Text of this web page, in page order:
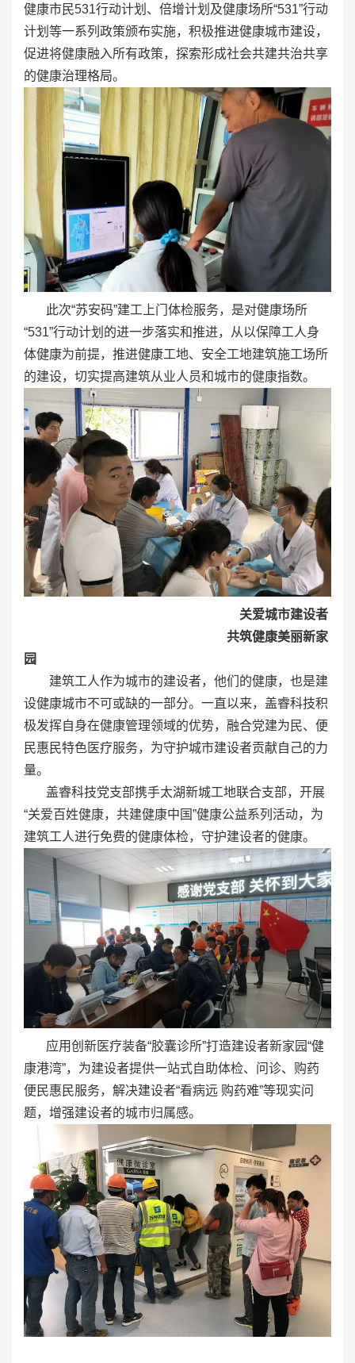
健康市民531行动计划、倍增计划及健康场所“531”行动
计划等一系列政策颁布实施，积极推进健康城市建设，
促进将健康融入所有政策，探索形成社会共建共治共享
的健康治理格局。
此次“苏安码”建工上门体检服务，是对健康场所
“531”行动计划的进一步落实和推进，从以保障工人身
体健康为前提，推进健康工地、安全工地建筑施工场所
的建设，切实提高建筑从业人员和城市的健康指数。
关爱城市建设者
共筑健康美丽新家
园
建筑工人作为城市的建设者，他们的健康，也是建
设健康城市不可或缺的一部分。一直以来，盖睿科技积
极发挥自身在健康管理领域的优势，融合党建为民、便
民惠民特色医疗服务，为守护城市建设者贡献自己的力
量。
盖睿科技党支部携手太湖新城工地联合支部，开展
“关爱百姓健康，共建健康中国”健康公益系列活动，为
建筑工人进行免费的健康体检，守护建设者的健康。
应用创新医疗装备“胶囊诊所”打造建设者新家园“健
康港湾”，为建设者提供一站式自助体检、问诊、购药
便民惠民服务，解决建设者“看病远 购药难”等现实问
题，增强建设者的城市归属感。